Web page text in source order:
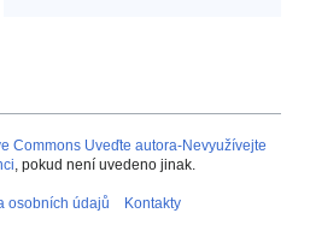
Commons Uveďte autora-Nevyužívejte
, pokud není uvedeno jinak.
osobních údajů Kontakty